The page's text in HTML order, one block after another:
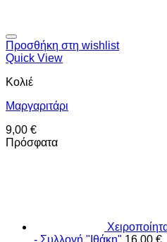
Προσθήκη στη wishlist
Quick View
Κολιέ
Μαργαριτάρι
9,00 €
Πρόσφατα